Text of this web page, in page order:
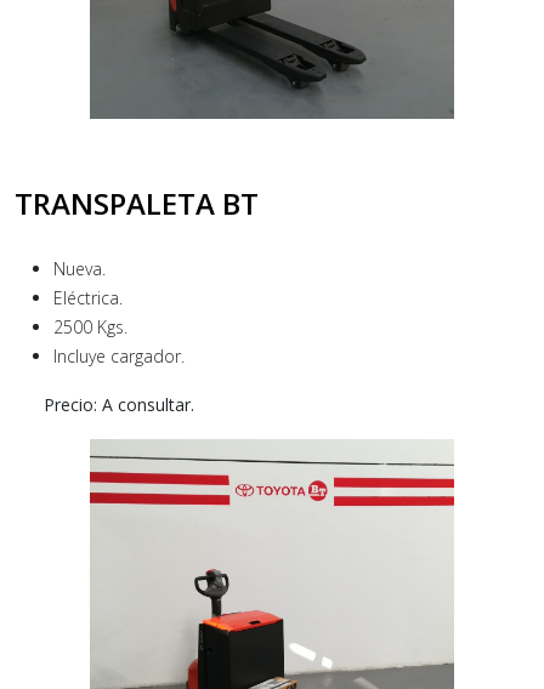
TRANSPALETA BT
Nueva.
Eléctrica.
2500 Kgs.
Incluye cargador.
Precio: A consultar.